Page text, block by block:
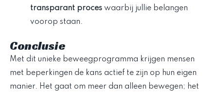
transparant proces waarbij jullie belangen
voorop staan.
Conclusie
Met dit unieke beweegprogramma krijgen mensen
met beperkingen de kans actief te zijn op hun eigen
manier. Het gaat om meer dan alleen bewegen; het